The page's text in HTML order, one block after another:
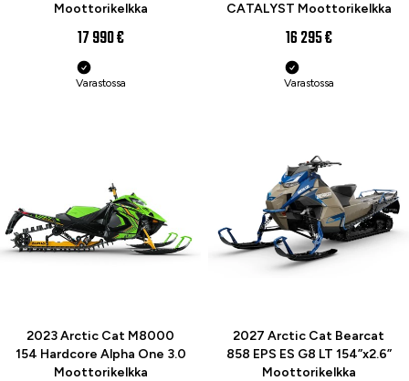
Moottorikelkka
17 990 €
Varastossa
CATALYST Moottorikelkka
16 295 €
Varastossa
2023 Arctic Cat M8000
154 Hardcore Alpha One 3.0
Moottorikelkka
2027 Arctic Cat Bearcat
858 EPS ES G8 LT 154”x2.6”
Moottorikelkka